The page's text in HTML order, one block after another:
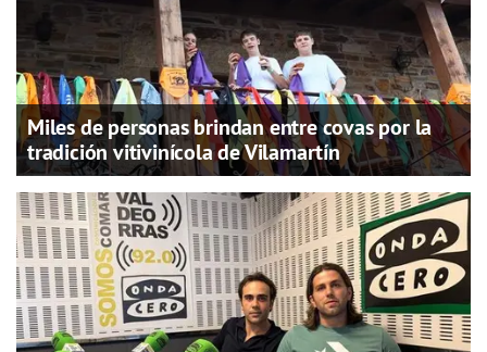
Miles de personas brindan entre covas por la
tradición vitivinícola de Vilamartín